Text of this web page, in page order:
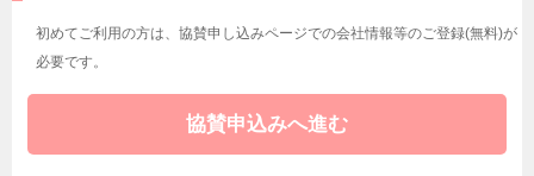
初めてご利用の方は、協賛申し込みページでの会社情報等のご登録(無料)が
必要です。
協賛申込みへ進む